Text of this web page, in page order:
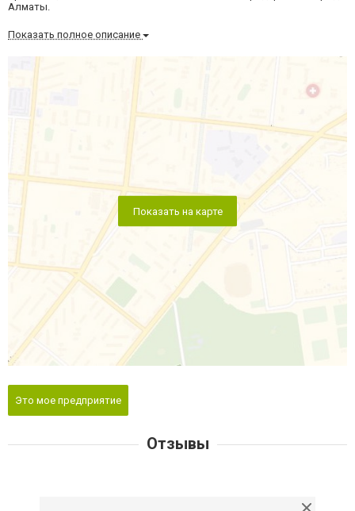
Алматы.
Показать полное описание
Показать на карте
Это мое предприятие
Отзывы